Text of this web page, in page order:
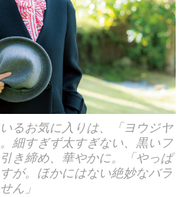
るお気に入りは、「ヨウジヤ
細すぎず太すぎない、黒いフ
き締め、華やかに。「やっぱ
が。ほかにはない絶妙なバラ
ん」